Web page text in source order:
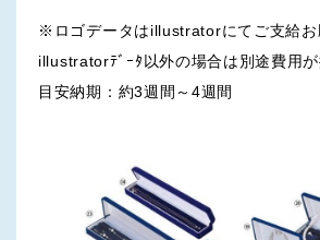
※ロゴデータはillustratorにてご支給お
illustratorﾃﾞｰﾀ以外の場合は別途費用が
目安納期：約3週間～4週間